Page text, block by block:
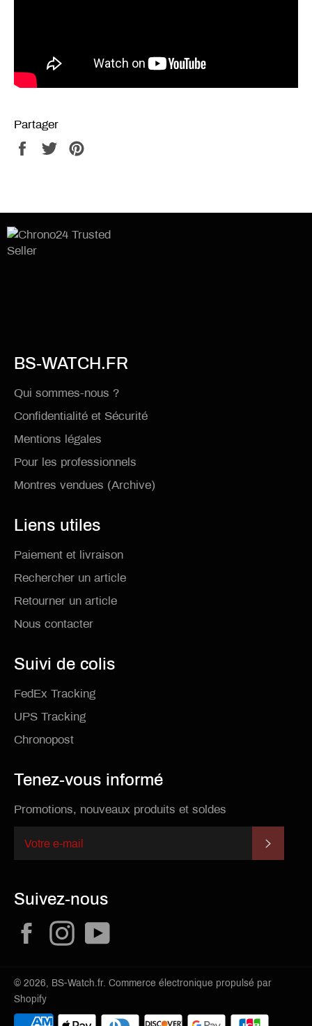
Partager
PartagerTweeter
BS-WATCH.FR
Qui sommes-nous ?
Confidentialité et Sécurité
Mentions légales
Pour les professionnels
Montres vendues (Archive)
Liens utiles
Paiement et livraison
Rechercher un article
Retourner un article
Nous contacter
Suivi de colis
FedEx Tracking
UPS Tracking
Chronopost
Tenez-vous informé
Promotions, nouveaux produits et soldes
Suivez-nous
FacebookInstagram
© 2026, BS-Watch.fr. Commerce électronique propulsé par
Shopify
Méthodes